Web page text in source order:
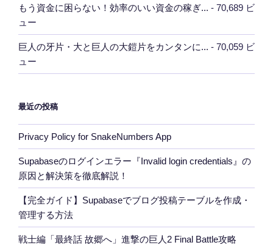
もう資金に困らない！効率のいい資金の稼ぎ...
- 70,689 ビ
ュー
巨人の牙片・大と巨人の大鎧片をカンタンに...
- 70,059 ビ
ュー
最近の投稿
Privacy Policy for SnakeNumbers App
Supabaseのログインエラー『Invalid login credentials』の
原因と解決策を徹底解説！
【完全ガイド】Supabaseでブログ投稿テーブルを作成・
管理する方法
戦士編「最終話 故郷へ」進撃の巨人2 Final Battle攻略